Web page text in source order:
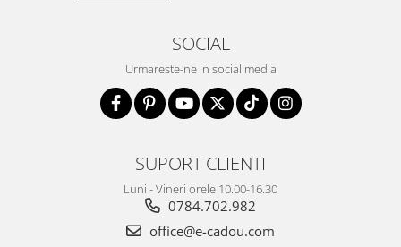
SOCIAL
Urmareste-ne in social media
SUPORT CLIENTI
Luni - Vineri orele 10.00-16.30
0784.702.982
office@e-cadou.com